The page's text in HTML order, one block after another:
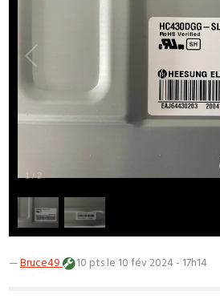
1 / 2
—Bruce49 10 ptsle 10 fév 2024 - 17h14